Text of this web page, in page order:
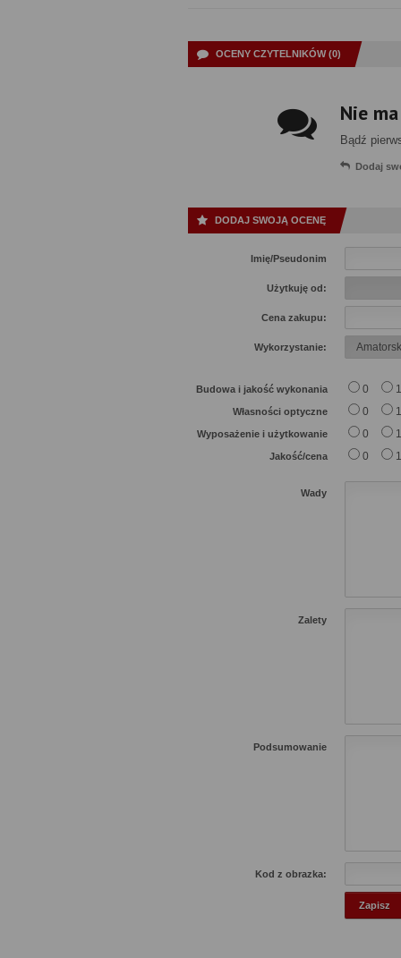
OCENY CZYTELNIKÓW (0)
Nie
Bądź
Dodaj
DODAJ SWOJĄ OCENĘ
Imię/Pseudonim
Użytkuję od:
Cena zakupu:
Wykorzystanie:
Budowa i jakość wykonania 0 1
Własności optyczne 0 1
Wyposażenie i użytkowanie 0 1
Jakość/cena 0 1
Wady
Zalety
Podsumowanie
Kod z obrazka: